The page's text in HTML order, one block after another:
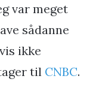
var meget
sådanne
ikke
til CNBC.